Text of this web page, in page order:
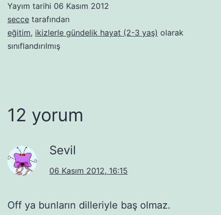
Yayım tarihi 06 Kasım 2012
secce tarafından
eğitim, ikizlerle gündelik hayat (2-3 yaş) olarak
sınıflandırılmış
12 yorum
Sevil
06 Kasım 2012, 16:15
Off ya bunların dilleriyle baş olmaz.